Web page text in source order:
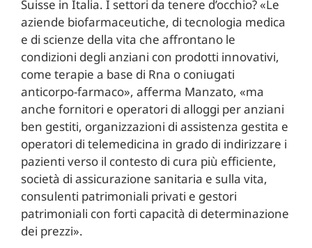
Suisse in Italia. I settori da tenere d’occhio? «Le
aziende biofarmaceutiche, di tecnologia medica
e di scienze della vita che affrontano le
condizioni degli anziani con prodotti innovativi,
come terapie a base di Rna o coniugati
anticorpo-farmaco», afferma Manzato, «ma
anche fornitori e operatori di alloggi per anziani
ben gestiti, organizzazioni di assistenza gestita e
operatori di telemedicina in grado di indirizzare i
pazienti verso il contesto di cura più efficiente,
società di assicurazione sanitaria e sulla vita,
consulenti patrimoniali privati e gestori
patrimoniali con forti capacità di determinazione
dei prezzi».